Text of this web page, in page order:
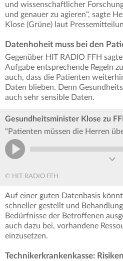
und wissenschaftlicher
und genauer zu agieren", sagte
Klose (Grüne) laut
Datenhoheit muss bei den
Gegenüber HIT RADIO FFH
Aufgabe entsprechende Regeln
auch, dass die Patienten
Daten blieben. Denn
auch sehr sensible Daten.
Gesundheitsminister Klose zu
"Patienten müssen die Herren
© HIT RADIO FFH
Auf einer guten Datenbasis
schneller gestellt und
Bedürfnisse der Betroffenen
auch dazu bei, vorhandene
einzusetzen.
Technikerkrankenkasse: